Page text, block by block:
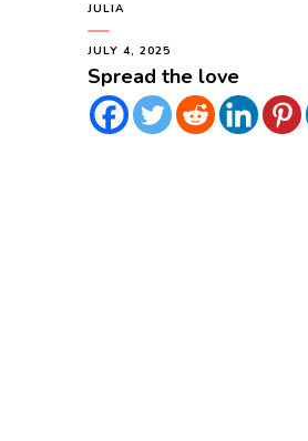
JULIA
JULY 4, 2025
Spread the love